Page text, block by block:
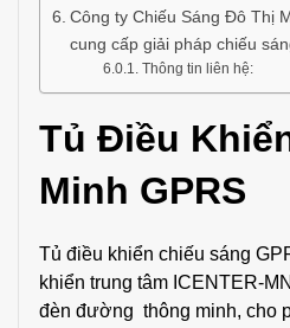
Công ty Chiếu Sáng Đô Thị
cung cấp giải pháp chiếu
Thông tin liên hệ:
Tủ Điều
Minh GPRS
Tủ điều khiển chiếu sáng
khiển trung tâm ICENTER-
đèn đường thông minh, cho